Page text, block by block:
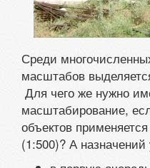
Среди
масштабов
Для чего же нужно
масштабирование,
объектов
(1:500)? А